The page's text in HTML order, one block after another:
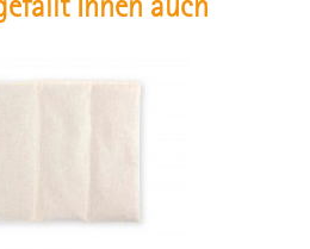
Ihnen auch